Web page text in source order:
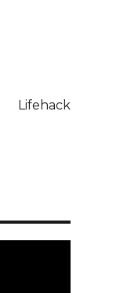
Lifehack